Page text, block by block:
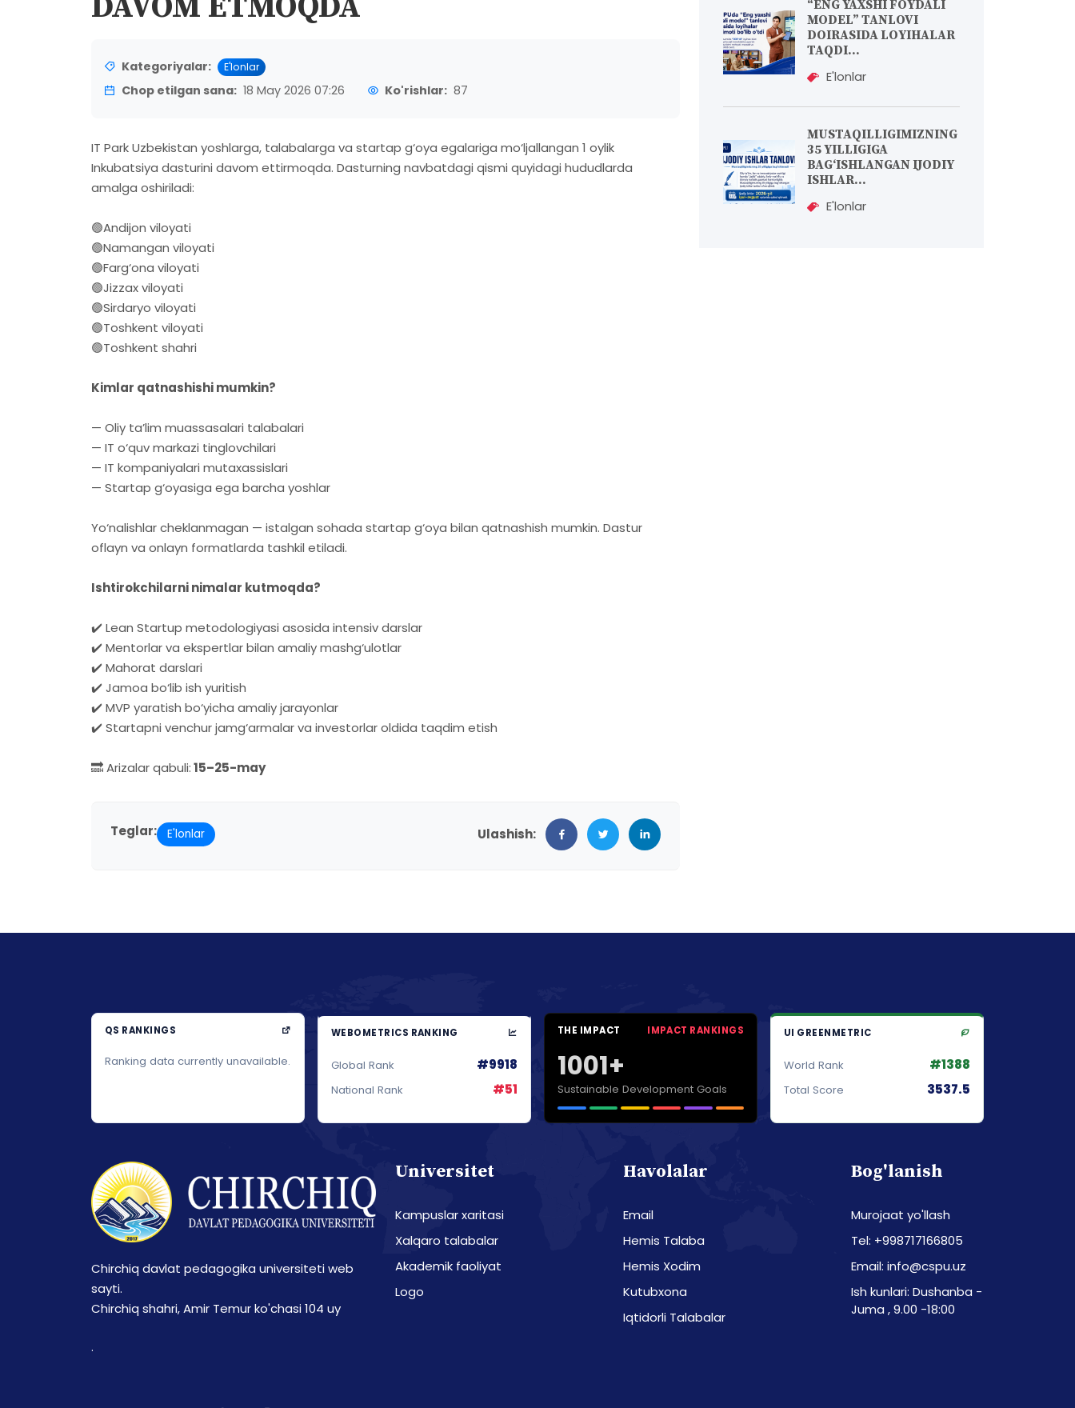
Kategoriyalar: E'lonlar
Chop etilgan sana: 18 May 2026 07:26 Ko'rishlar: 87
IT Park Uzbekistan yoshlarga, talabalarga va startap g‘oya egalariga mo‘ljallangan 1 oylik
Inkubatsiya dasturini davom ettirmoqda. Dasturning navbatdagi qismi quyidagi hududlarda
amalga oshiriladi:
🟢Andijon viloyati
🟢Namangan viloyati
🟢Farg‘ona viloyati
🟢Jizzax viloyati
🟢Sirdaryo viloyati
🟢Toshkent viloyati
🟢Toshkent shahri
Kimlar qatnashishi mumkin?
— Oliy ta’lim muassasalari talabalari
— IT o‘quv markazi tinglovchilari
— IT kompaniyalari mutaxassislari
— Startap g‘oyasiga ega barcha yoshlar
Yo‘nalishlar cheklanmagan — istalgan sohada startap g‘oya bilan qatnashish mumkin. Dastur
oflayn va onlayn formatlarda tashkil etiladi.
Ishtirokchilarni nimalar kutmoqda?
✔️ Lean Startup metodologiyasi asosida intensiv darslar
✔️ Mentorlar va ekspertlar bilan amaliy mashg‘ulotlar
✔️ Mahorat darslari
✔️ Jamoa bo‘lib ish yuritish
✔️ MVP yaratish bo‘yicha amaliy jarayonlar
✔️ Startapni venchur jamg‘armalar va investorlar oldida taqdim etish
🔜 Arizalar qabuli:15–25-may
Teglar: E'lonlar Ulashish:
“ENG YAXSHI FOYDALI
MODEL” TANLOVI
DOIRASIDA LOYIHALAR
TAQDI...
E'lonlar
MUSTAQILLIGIMIZNING
35 YILLIGIGA
BAG‘ISHLANGAN IJODIY
ISHLAR...
E'lonlar
QS RANKINGS
Ranking data currently unavailable.
WEBOMETRICS RANKING
Global Rank #9918
National Rank #51
THE IMPACT IMPACT RANKINGS
1001+
Sustainable Development Goals
UI GREENMETRIC
World Rank #1388
Total Score 3537.5
Chirchiq davlat pedagogika universiteti web
sayti.
Chirchiq shahri, Amir Temur ko'chasi 104 uy
.
Universitet
Kampuslar xaritasi
Xalqaro talabalar
Akademik faoliyat
Logo
Havolalar
Email
Hemis Talaba
Hemis Xodim
Kutubxona
Iqtidorli Talabalar
Bog'lanish
Murojaat yo'llash
Tel: +998717166805
Email: info@cspu.uz
Ish kunlari: Dushanba -
Juma , 9.00 -18:00